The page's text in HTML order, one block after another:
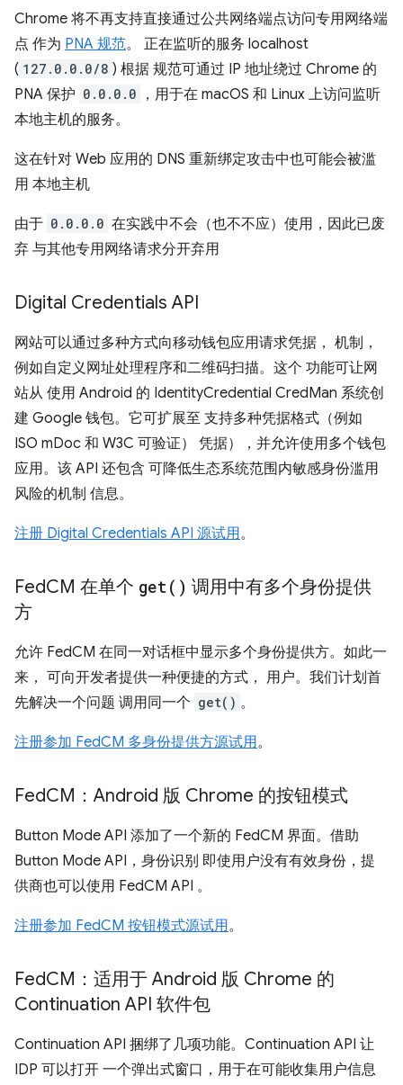
Chrome 将不再支持直接通过公共网络端点访问专用网络端
点 作为 PNA 规范。 正在监听的服务 localhost
( 127.0.0.0/8 ) 根据 规范可通过 IP 地址绕过 Chrome 的
PNA 保护 0.0.0.0
，用于在 macOS 和 Linux 上访问监听
本地主机的服务。
这在针对 Web 应用的 DNS 重新绑定攻击中也可能会被滥
用 本地主机
由于 0.0.0.0 在实践中不会（也不不应）使用，因此已废
弃 与其他专用网络请求分开弃用
Digital Credentials API
网站可以通过多种方式向移动钱包应用请求凭据， 机制，
例如自定义网址处理程序和二维码扫描。这个 功能可让网
站从 使用 Android 的 IdentityCredential CredMan 系统创
建 Google 钱包。它可扩展至 支持多种凭据格式（例如
ISO mDoc 和 W3C 可验证） 凭据），并允许使用多个钱包
应用。该 API 还包含 可降低生态系统范围内敏感身份滥用
风险的机制 信息。
注册 Digital Credentials API 源试用。
FedCM 在单个 get( ) 调用中有多个身份提供
方
允许 FedCM 在同一对话框中显示多个身份提供方。如此一
来， 可向开发者提供一种便捷的方式， 用户。我们计划首
先解决一个问题 调用同一个 get() 。
注册参加 FedCM 多身份提供方源试用。
FedCM：Android 版 Chrome 的按钮模式
Button Mode API 添加了一个新的 FedCM 界面。借助
Button Mode API，身份识别 即使用户没有有效身份，提
供商也可以使用 FedCM API 。
注册参加 FedCM 按钮模式源试用。
FedCM：适用于 Android 版 Chrome 的
Continuation API 软件包
Continuation API 捆绑了几项功能。Continuation API 让
IDP 可以打开 一个弹出式窗口，用于在可能收集用户信息